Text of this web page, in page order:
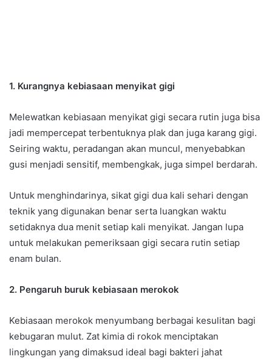
1. Kurangnya kebiasaan menyikat gigi
Melewatkan kebiasaan menyikat gigi secara rutin juga bisa
jadi mempercepat terbentuknya plak dan juga karang gigi.
Seiring waktu, peradangan akan muncul, menyebabkan
gusi menjadi sensitif, membengkak, juga simpel berdarah.
Untuk menghindarinya, sikat gigi dua kali sehari dengan
teknik yang digunakan benar serta luangkan waktu
setidaknya dua menit setiap kali menyikat. Jangan lupa
untuk melakukan pemeriksaan gigi secara rutin setiap
enam bulan.
2. Pengaruh buruk kebiasaan merokok
Kebiasaan merokok menyumbang berbagai kesulitan bagi
kebugaran mulut. Zat kimia di rokok menciptakan
lingkungan yang dimaksud ideal bagi bakteri jahat